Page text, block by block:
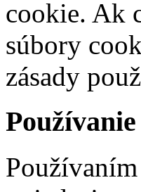
cookie. Ak
súbory
zásady